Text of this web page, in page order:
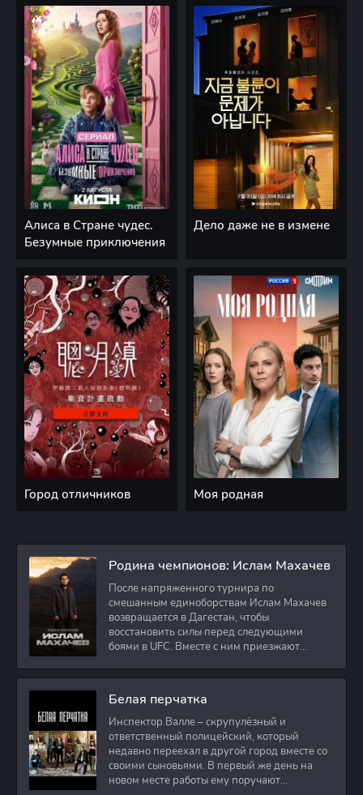
Алиса в Стране чудес.
Безумные приключения
Дело даже не в измене
Город отличников Моя родная
Родина чемпионов: Ислам Махачев
После напряженного турнира по
смешанным единоборствам Ислам Махачев
возвращается в Дагестан, чтобы
восстановить силы перед следующими
боями в UFC. Вместе с ним приезжают
Белая перчатка
Инспектор Валле – скрупулёзный и
ответственный полицейский, который
недавно переехал в другой город вместе со
своими сыновьями. В первый же день на
новом месте работы ему поручают